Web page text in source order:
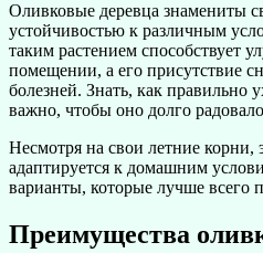
Оливковые деревца знамениты
устойчивостью к различным
таким растением способствует
помещении, а его присутствие
болезней. Знать, как правильно
важно, чтобы оно долго
Несмотря на свои летние корни,
адаптируется к домашним
варианты, которые лучше всего
Преимущества